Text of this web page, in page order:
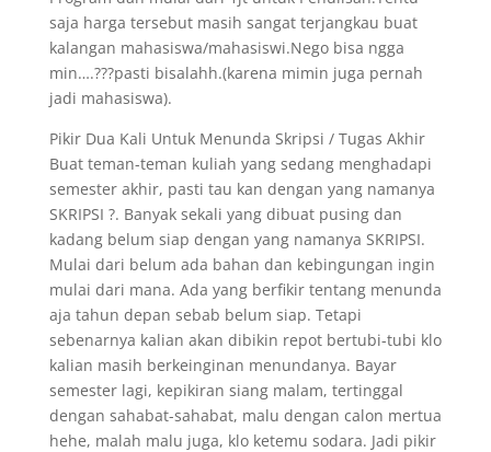
saja harga tersebut masih sangat terjangkau buat
kalangan mahasiswa/mahasiswi.Nego bisa ngga
min….???pasti bisalahh.(karena mimin juga pernah
jadi mahasiswa).
Pikir Dua Kali Untuk Menunda Skripsi / Tugas Akhir
Buat teman-teman kuliah yang sedang menghadapi
semester akhir, pasti tau kan dengan yang namanya
SKRIPSI ?. Banyak sekali yang dibuat pusing dan
kadang belum siap dengan yang namanya SKRIPSI.
Mulai dari belum ada bahan dan kebingungan ingin
mulai dari mana. Ada yang berfikir tentang menunda
aja tahun depan sebab belum siap. Tetapi
sebenarnya kalian akan dibikin repot bertubi-tubi klo
kalian masih berkeinginan menundanya. Bayar
semester lagi, kepikiran siang malam, tertinggal
dengan sahabat-sahabat, malu dengan calon mertua
hehe, malah malu juga, klo ketemu sodara. Jadi pikir